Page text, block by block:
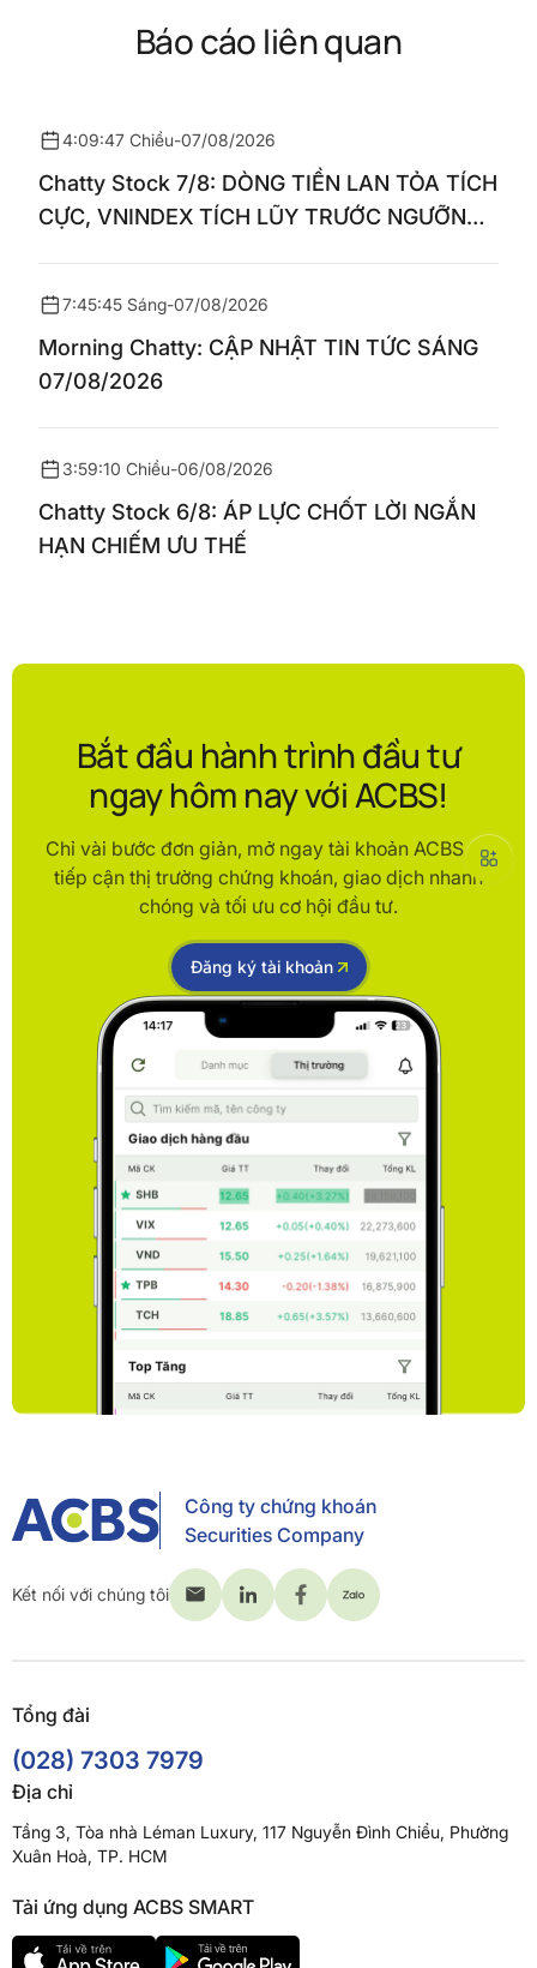
Báo cáo liên quan
4:09:47 Chiều-07/08/2026
Chatty Stock 7/8: DÒNG TIỀN LAN TỎA TÍCH
CỰC, VNINDEX TÍCH LŨY TRƯỚC NGƯỠNG
7:45:45 Sáng-07/08/2026
Morning Chatty: CẬP NHẬT TIN TỨC SÁNG
07/08/2026
3:59:10 Chiều-06/08/2026
Chatty Stock 6/8: ÁP LỰC CHỐT LỜI NGẮN
HẠN CHIẾM ƯU THẾ
Bắt đầu hành trình đầu tư
ngay hôm nay với ACBS!
Chỉ vài bước đơn giản, mở ngay tài khoản ACBS để
tiếp cận thị trường chứng khoán, giao dịch nhanh
chóng và tối ưu cơ hội đầu tư.
Đăng ký tài khoản
Công ty chứng khoán
Securities Company
Kết nối với chúng tôi
Tổng đài
(028) 7303 7979
Địa chỉ
Tầng 3, Tòa nhà Léman Luxury, 117 Nguyễn Đình Chiểu, Phường
Xuân Hoà, TP. HCM
Tải ứng dụng ACBS SMART